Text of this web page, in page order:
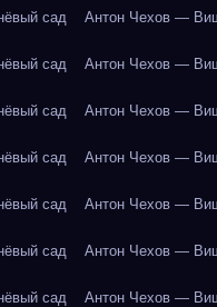
сад Антон Чехов —
сад Антон Чехов —
сад Антон Чехов —
сад Антон Чехов —
сад Антон Чехов —
сад Антон Чехов —
сад Антон Чехов —